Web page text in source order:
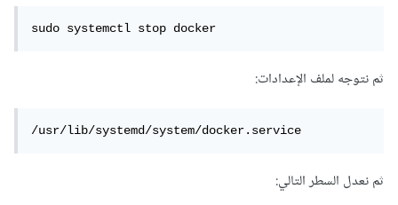
sudo systemctl stop docker
ثم نتوجه لملف الإعدادات:
/usr/lib/systemd/system/docker.service
ثم نعدل السطر التالي: